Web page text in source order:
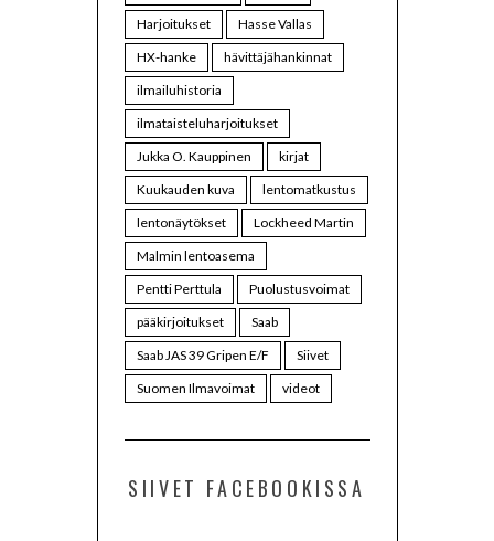
Harjoitukset
Hasse Vallas
HX-hanke
hävittäjähankinnat
ilmailuhistoria
ilmataisteluharjoitukset
Jukka O. Kauppinen
kirjat
Kuukauden kuva
lentomatkustus
lentonäytökset
Lockheed Martin
Malmin lentoasema
Pentti Perttula
Puolustusvoimat
pääkirjoitukset
Saab
Saab JAS 39 Gripen E/F
Siivet
Suomen Ilmavoimat
videot
SIIVET FACEBOOKISSA